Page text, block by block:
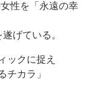
性を「永遠の幸
げている。
ックに捉え
チカラ」